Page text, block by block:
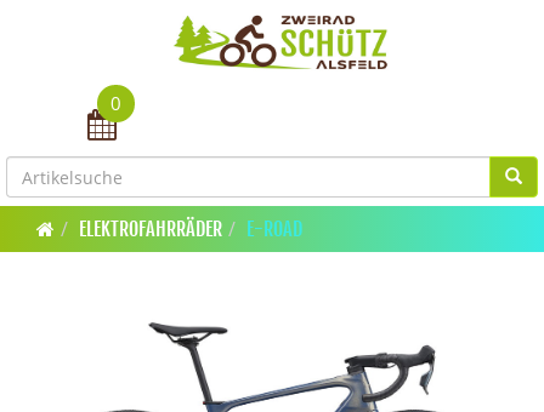
Toggle navigation
0
ELEKTROFAHRRÄDER E-ROAD